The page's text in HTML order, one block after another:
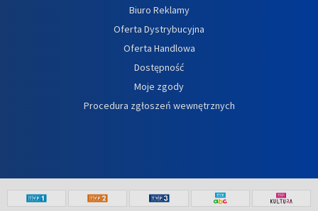
Biuro Reklamy
Oferta Dystrybucyjna
Oferta Handlowa
Dostępność
Moje zgody
Procedura zgłoszeń wewnętrznych